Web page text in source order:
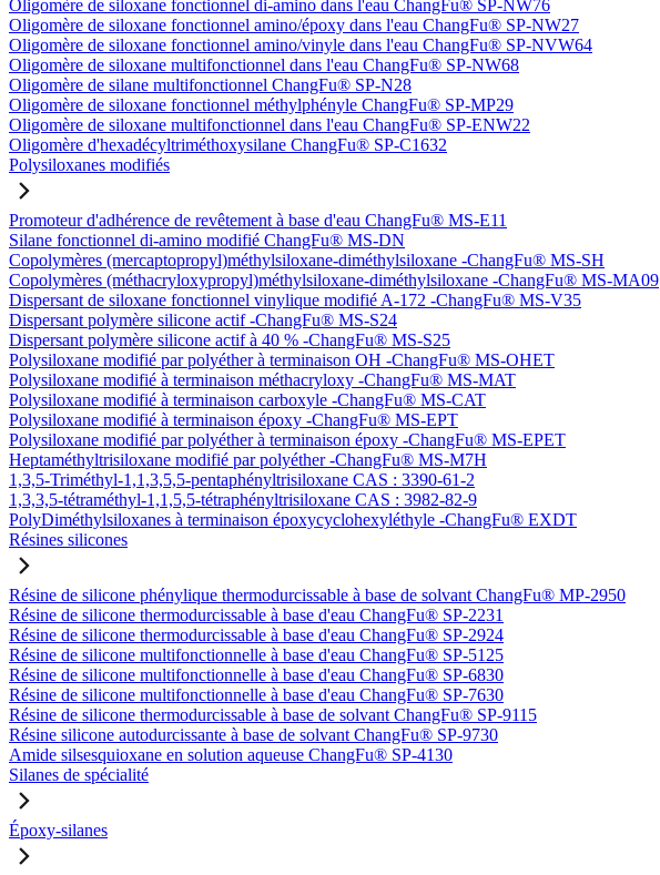
Oligomère de siloxane fonctionnel di-amino dans l'eau ChangFu® SP-NW76
Oligomère de siloxane fonctionnel amino/époxy dans l'eau ChangFu® SP-NW27
Oligomère de siloxane fonctionnel amino/vinyle dans l'eau ChangFu® SP-NVW64
Oligomère de siloxane multifonctionnel dans l'eau ChangFu® SP-NW68
Oligomère de silane multifonctionnel ChangFu® SP-N28
Oligomère de siloxane fonctionnel méthylphényle ChangFu® SP-MP29
Oligomère de siloxane multifonctionnel dans l'eau ChangFu® SP-ENW22
Oligomère d'hexadécyltriméthoxysilane ChangFu® SP-C1632
Polysiloxanes modifiés
Promoteur d'adhérence de revêtement à base d'eau ChangFu® MS-E11
Silane fonctionnel di-amino modifié ChangFu® MS-DN
Copolymères (mercaptopropyl)méthylsiloxane-diméthylsiloxane -ChangFu® MS-SH
Copolymères (méthacryloxypropyl)méthylsiloxane-diméthylsiloxane -ChangFu® MS-MA09
Dispersant de siloxane fonctionnel vinylique modifié A-172 -ChangFu® MS-V35
Dispersant polymère silicone actif -ChangFu® MS-S24
Dispersant polymère silicone actif à 40 % -ChangFu® MS-S25
Polysiloxane modifié par polyéther à terminaison OH -ChangFu® MS-OHET
Polysiloxane modifié à terminaison méthacryloxy -ChangFu® MS-MAT
Polysiloxane modifié à terminaison carboxyle -ChangFu® MS-CAT
Polysiloxane modifié à terminaison époxy -ChangFu® MS-EPT
Polysiloxane modifié par polyéther à terminaison époxy -ChangFu® MS-EPET
Heptaméthyltrisiloxane modifié par polyéther -ChangFu® MS-M7H
1,3,5-Triméthyl-1,1,3,5,5-pentaphényltrisiloxane CAS : 3390-61-2
1,3,3,5-tétraméthyl-1,1,5,5-tétraphényltrisiloxane CAS : 3982-82-9
PolyDiméthylsiloxanes à terminaison époxycyclohexyléthyle -ChangFu® EXDT
Résines silicones
Résine de silicone phénylique thermodurcissable à base de solvant ChangFu® MP-2950
Résine de silicone thermodurcissable à base d'eau ChangFu® SP-2231
Résine de silicone thermodurcissable à base d'eau ChangFu® SP-2924
Résine de silicone multifonctionnelle à base d'eau ChangFu® SP-5125
Résine de silicone multifonctionnelle à base d'eau ChangFu® SP-6830
Résine de silicone multifonctionnelle à base d'eau ChangFu® SP-7630
Résine de silicone thermodurcissable à base de solvant ChangFu® SP-9115
Résine silicone autodurcissante à base de solvant ChangFu® SP-9730
Amide silsesquioxane en solution aqueuse ChangFu® SP-4130
Silanes de spécialité
Époxy-silanes